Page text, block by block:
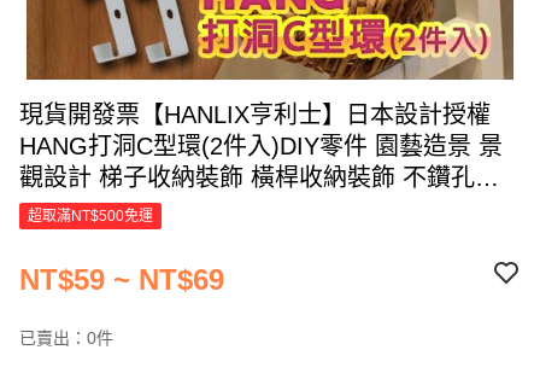
現貨開發票【HANLIX亨利士】日本設計授權
HANG打洞C型環(2件入)DIY零件 園藝造景 景
觀設計 梯子收納裝飾 橫桿收納裝飾 不鑽孔的
牆面收納
超取滿NT$500免運
NT$59 ~ NT$69
已賣出：0件